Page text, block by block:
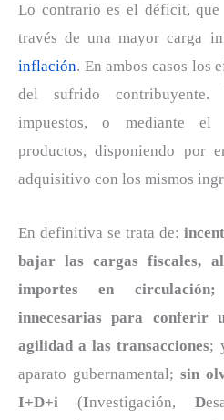
Lo contrario es el déficit,
través de una mayor carga
inflación. En ambos casos los
del sufrido contribuyente.
impuestos, o mediante el
productos, disponiendo por
adquisitivo con los mismos
En definitiva se trata de:
bajar las cargas fiscales,
importes en
innecesarias para conferir
agilidad a las transacciones;
aparato gubernamental; sin
I+D+i (Investigación, D